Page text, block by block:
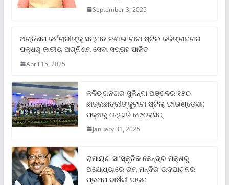
September 3, 2025
ଅଗ୍ନିଶମ କର୍ମଚାରୀଙ୍କୁ ସମ୍ମାନ ଜଣାଇ ଟାଟା ଷ୍ଟିଲ କଳିଙ୍ଗନଗର
ପକ୍ଷରୁ ଜାତୀୟ ଅଗ୍ନିଶମ ସେବା ସପ୍ତାହ ପାଳିତ
April 15, 2025
କଳିଙ୍ଗନଗର ସୁକିନ୍ଦା ଅଞ୍ଚଳର ୧୫୦
ଛାତ୍ରଛାତ୍ରୀଙ୍କୁଟାଟା ଷ୍ଟିଲ୍ ଫାଉଣ୍ଡେସନ
ପକ୍ଷରୁ ଜ୍ୟୋତି ଫେଲୋସିପ୍‌
January 31, 2025
ରାମାୟଣ ସାଂସ୍କୃତିକ କେନ୍ଦ୍ର ପକ୍ଷରୁ
ଅଯୋଧ୍ୟାରେ ରାମ ମନ୍ଦିର ଉଦଘାଟନର
ପ୍ରଥମ ବାର୍ଷିକୀ ପାଳନ